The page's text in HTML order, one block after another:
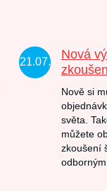
21.07.
Nová
Nově si
světa.
můžete
zkoušení